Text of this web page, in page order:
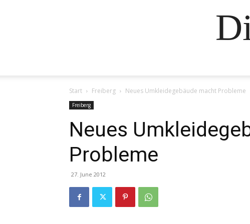
Start Freiberg Neues Umkleidegebäude macht Probleme
Freiberg
Neues
Probleme
27. June 2012